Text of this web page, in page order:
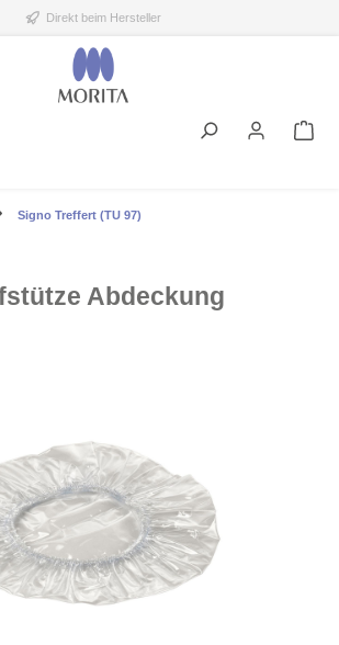
Direkt beim Hersteller
Signo Treffert (TU 97)
Abdeckung